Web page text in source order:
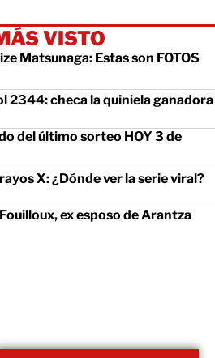
VISTO
Matsunaga: Estas son FOTOS
2344: checa la quiniela ganadora
del último sorteo HOY 3 de
X: ¿Dónde ver la serie viral?
ex esposo de Arantza